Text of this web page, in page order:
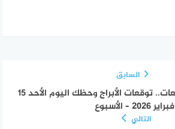
السابق
الجدي: تجاهل الشائعات.. توقعات الأبراج وحظك اليوم الأحد 15
فبراير 2026 – الأسبوع
التالي